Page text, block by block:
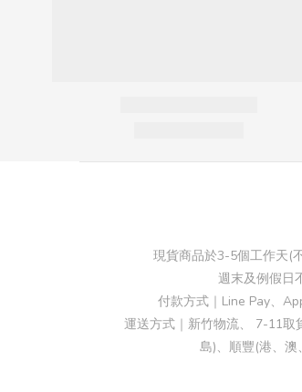
現貨商品於3-5個工作天(
週末及例假日
付款方式｜Line Pay、
運送方式｜新竹物流、 7-11取
島)、順豐(港、澳